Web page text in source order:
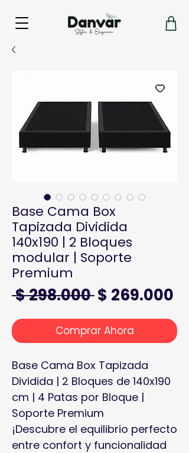
Base Cama Box
Tapizada Dividida
140x190 | 2 Bloques
modular | Soporte
Premium
$ 298.000 Precio
$ 269.000
Comprar Ahora
Base Cama Box Tapizada
Dividida | 2 Bloques de 140x190
cm | 4 Patas por Bloque |
Soporte Premium
¡Descubre el equilibrio perfecto
entre confort y funcionalidad